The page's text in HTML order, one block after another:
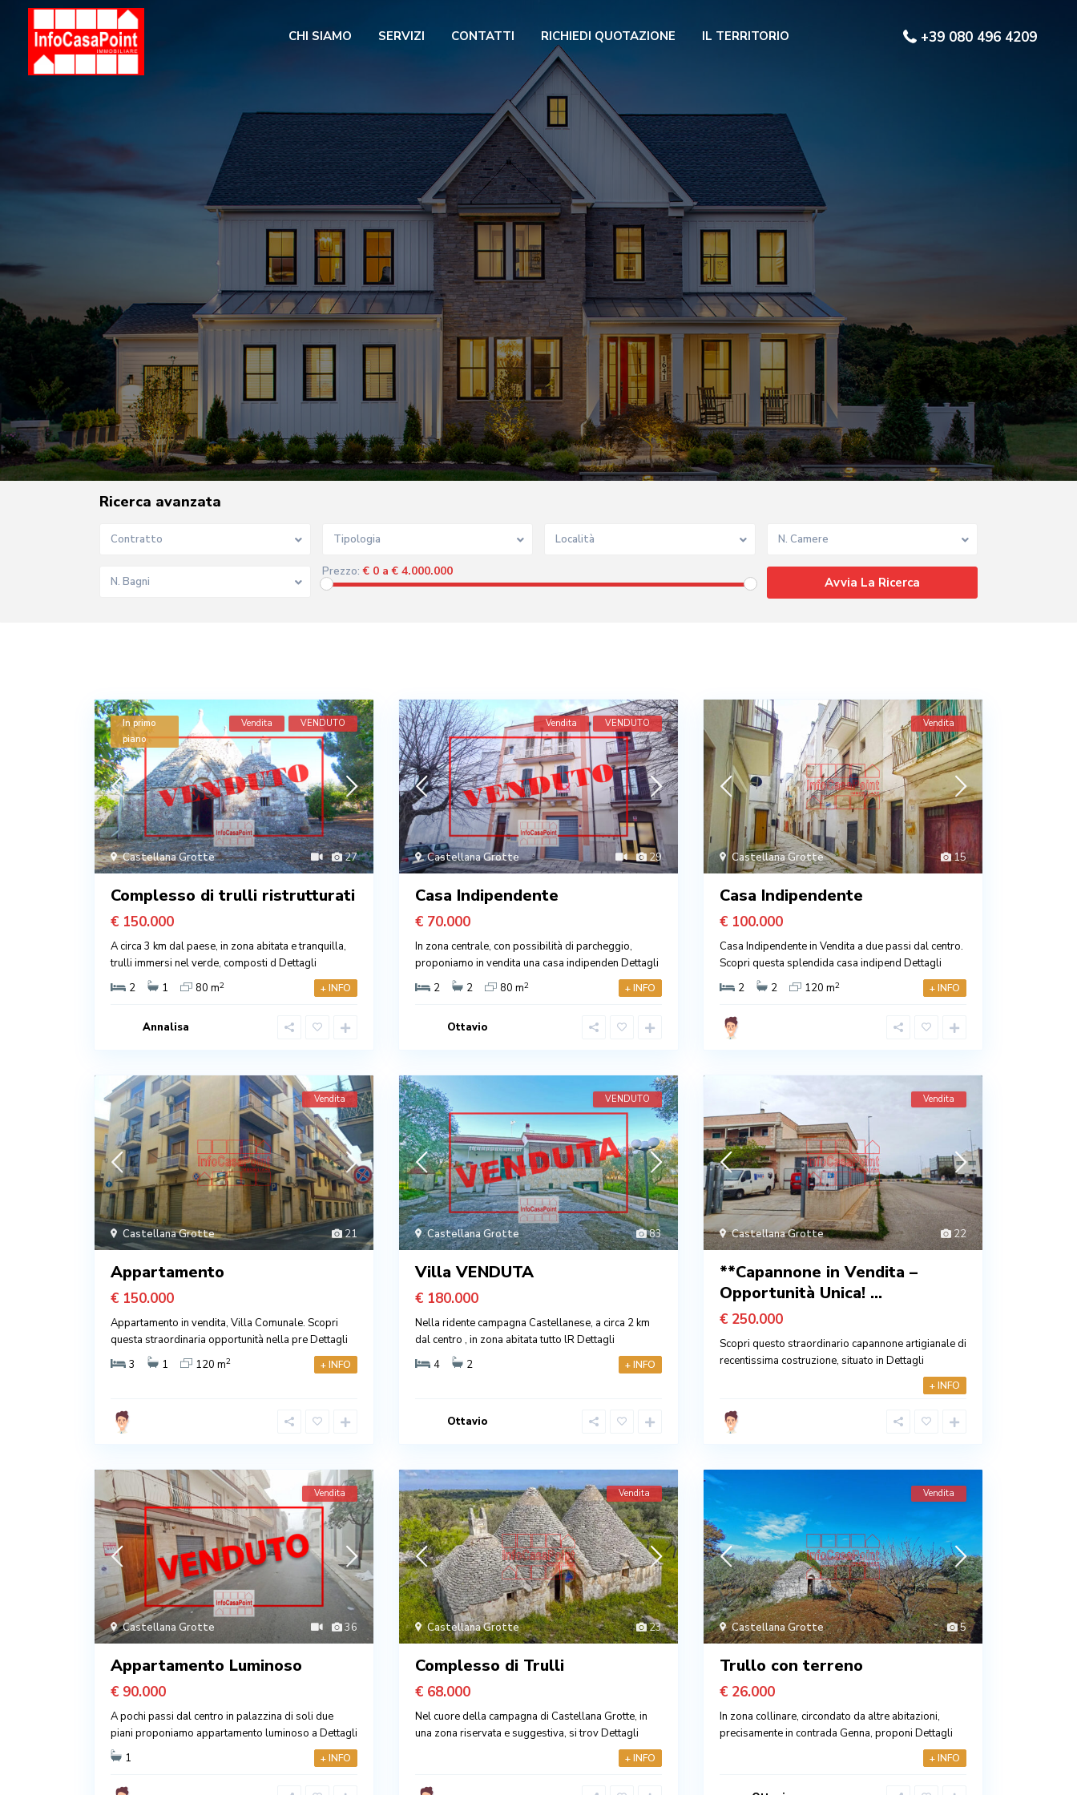
+39 080 496 4209
CHI SIAMO SERVIZI CONTATTI RICHIEDI QUOTAZIONE IL TERRITORIO
Ricerca avanzata
Contratto Tipologia Località N. Camere
N. Bagni
Prezzo: € 0 a € 4.000.000
27
Castellana Grotte
In primo
piano
Vendita VENDUTO
Complesso di trulli ristrutturati
€ 150.000
A circa 3 km dal paese, in zona abitata e tranquilla,
trulli immersi nel verde, composti d Dettagli
2
1 80 m2 + INFO
Annalisa
29
Castellana Grotte
Vendita VENDUTO
Casa Indipendente
€ 70.000
In zona centrale, con possibilità di parcheggio,
proponiamo in vendita una casa indipenden Dettagli
2
2 80 m2 + INFO
Ottavio
15
Castellana Grotte
Vendita
Casa Indipendente
€ 100.000
Casa Indipendente in Vendita a due passi dal centro.
Scopri questa splendida casa indipend Dettagli
2
2 120 m2 + INFO
21
Castellana Grotte
Vendita
Appartamento
€ 150.000
Appartamento in vendita, Villa Comunale. Scopri
questa straordinaria opportunità nella preDettagli
3
1 120 m2 + INFO
83
Castellana Grotte
VENDUTO
Villa VENDUTA
€ 180.000
Nella ridente campagna Castellanese, a circa 2 km
dal centro , in zona abitata tutto lRDettagli
4
2 + INFO
Ottavio
22
Castellana Grotte
Vendita
**Capannone in Vendita –
Opportunità Unica! ...
€ 250.000
Scopri questo straordinario capannone artigianale di
recentissima costruzione, situato in Dettagli
+ INFO
36
Castellana Grotte
Vendita
Appartamento Luminoso
€ 90.000
A pochi passi dal centro in palazzina di soli due
piani proponiamo appartamento luminoso a Dettagli
1
+ INFO
23
Castellana Grotte
Vendita
Complesso di Trulli
€ 68.000
Nel cuore della campagna di Castellana Grotte, in
una zona riservata e suggestiva, si trovDettagli
+ INFO
5
Castellana Grotte
Vendita
Trullo con terreno
€ 26.000
In zona collinare, circondato da altre abitazioni,
precisamente in contrada Genna, proponi Dettagli
+ INFO